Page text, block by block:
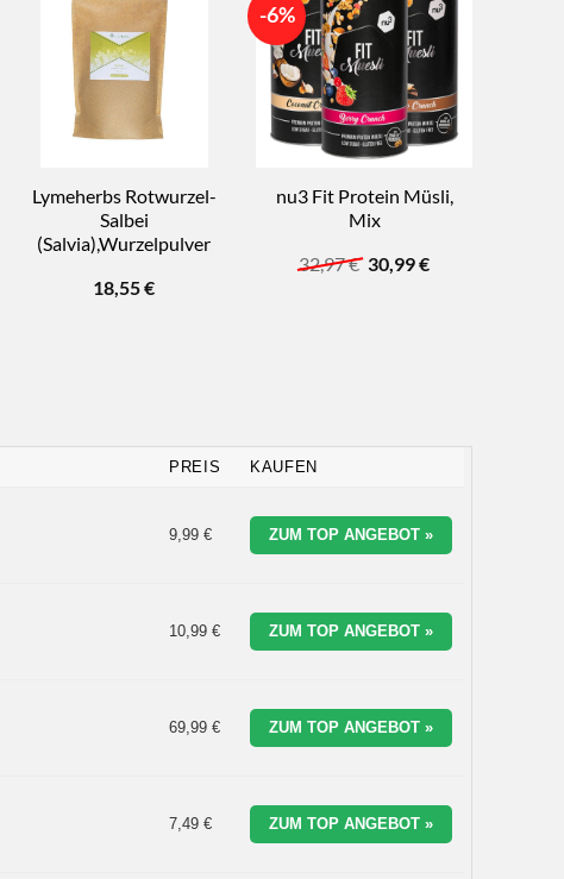
Lymeherbs Rotwurzel-
Salbei
(Salvia),Wurzelpulver
18,55€
-6%
nu3 Fit Protein Müsli,
Mix
32,97€ Ursprünglicher
Preis
30,99€Aktueller
PREIS KAUFEN
9,99 € ZUM TOP ANGEBOT »
10,99 € ZUM TOP ANGEBOT »
69,99 € ZUM TOP ANGEBOT »
7,49 € ZUM TOP ANGEBOT »